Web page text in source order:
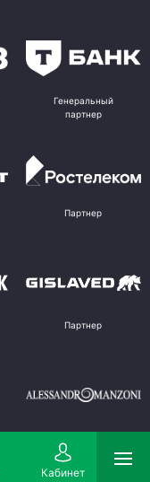
Кабинет
Генеральный
партнер
Партнер
Партнер